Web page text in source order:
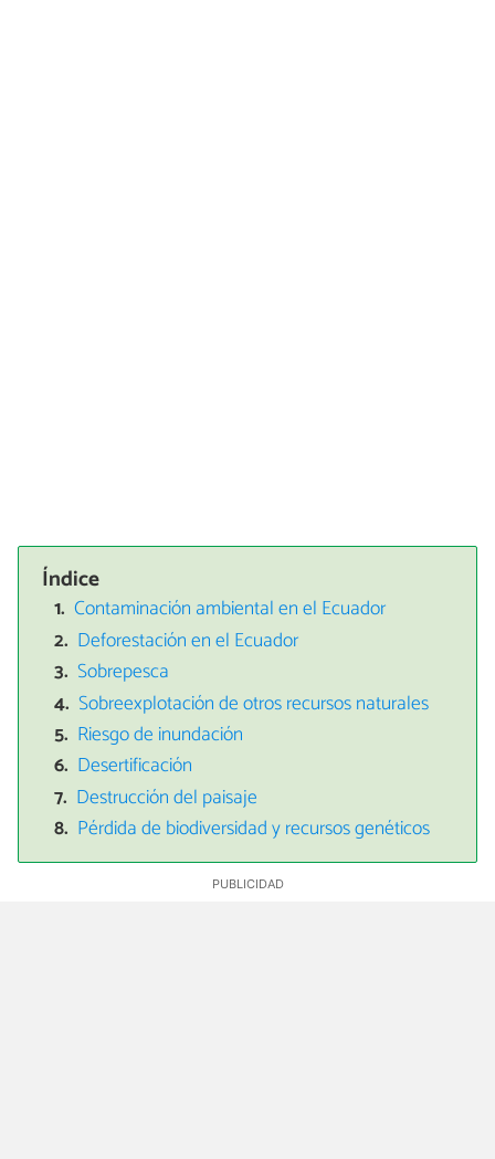
Índice
Contaminación ambiental en el Ecuador
Deforestación en el Ecuador
Sobrepesca
Sobreexplotación de otros recursos naturales
Riesgo de inundación
Desertificación
Destrucción del paisaje
Pérdida de biodiversidad y recursos genéticos